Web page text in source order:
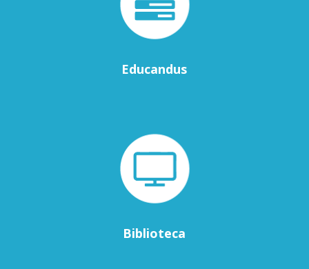
Educandus
Biblioteca